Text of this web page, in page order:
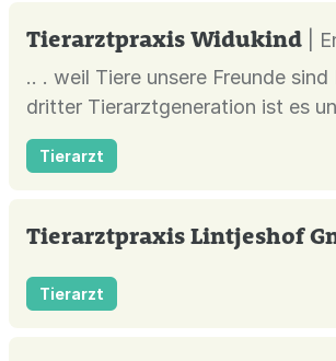
Tierarztpraxis Widukind
|
.. . weil Tiere unsere Freunde sind
dritter Tierarztgeneration ist es
Ziel, den uns anvertrauten
durch eine optimale Vorsorge,
Tierarzt
Tierarztpraxis Lintjeshof
Tierarzt